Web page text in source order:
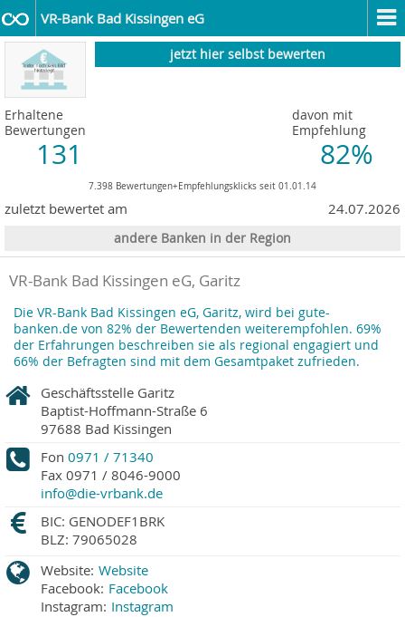
VR-Bank Bad Kissingen eG
jetzt hier selbst bewerten
Erhaltene
Bewertungen
131
davon mit
Empfehlung
82%
7.398 Bewertungen+Empfehlungsklicks seit 01.01.14
zuletzt bewertet am 24.07.2026
andere Banken in der Region
VR-Bank Bad Kissingen eG, Garitz
Die VR-Bank Bad Kissingen eG, Garitz, wird bei gute-
banken.de von 82% der Bewertenden weiterempfohlen. 69%
der Erfahrungen beschreiben sie als regional engagiert und
66% der Befragten sind mit dem Gesamtpaket zufrieden.
Geschäftsstelle Garitz
Baptist-Hoffmann-Straße 6
97688 Bad Kissingen
Fon 0971 / 71340
Fax 0971 / 8046-9000
info@die-vrbank.de
BIC: GENODEF1BRK
BLZ: 79065028
Website: Website
Facebook: Facebook
Instagram: Instagram